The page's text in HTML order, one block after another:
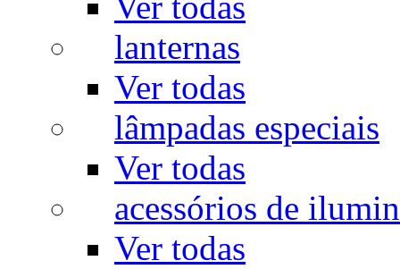
lanternas
Ver todas
lâmpadas especiais
Ver todas
acessórios de
Ver todas